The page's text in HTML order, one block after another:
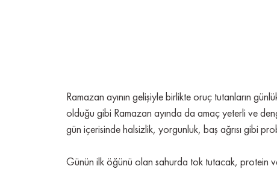
Ramazan ayının gelişiyle birlikte oruç tutanların
olduğu gibi Ramazan ayında da amaç yeterli ve
gün içerisinde halsizlik, yorgunluk, baş ağrısı gibi
Günün ilk öğünü olan sahurda tok tutacak, protein